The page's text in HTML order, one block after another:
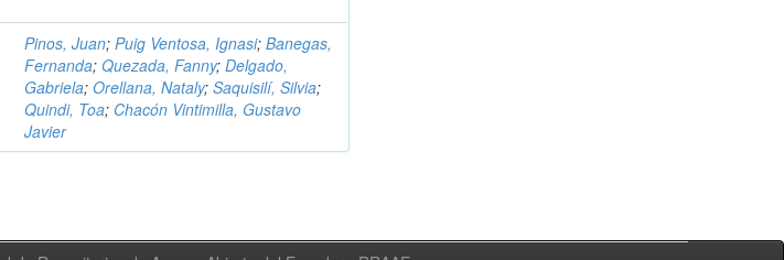
Pinos, Juan;Puig Ventosa, Ignasi;Banegas,
Fernanda;Quezada, Fanny;Delgado,
Gabriela;Orellana, Nataly;Saquisilí, Silvia;
Quindi, Toa; Chacón Vintimilla, Gustavo
Javier